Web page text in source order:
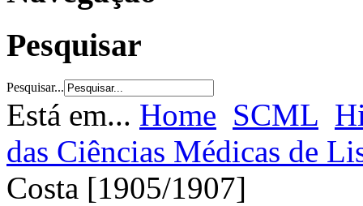
Pesquisar
Pesquisar...
Está em... Home SCML
das Ciências Médicas de
Costa [1905/1907]